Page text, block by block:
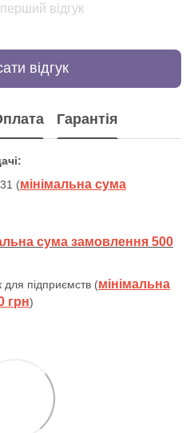
відгук
відгук
Гарантія
(мінімальна сума
сума замовлення 500
для підприємств (мінімальна
грн)